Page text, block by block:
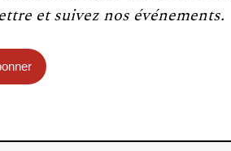
et suivez nos événements.